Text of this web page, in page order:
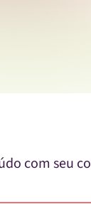
com seu